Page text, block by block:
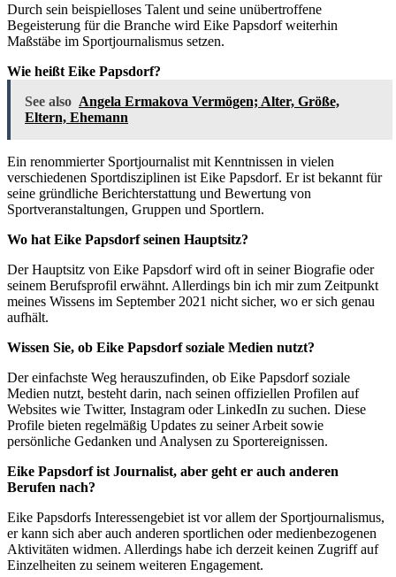
Durch sein beispielloses Talent und seine unübertroffene
Begeisterung für die Branche wird Eike Papsdorf weiterhin
Maßstäbe im Sportjournalismus setzen.
Wie heißt Eike Papsdorf?
See also Angela Ermakova Vermögen; Alter, Größe,
Eltern, Ehemann
Ein renommierter Sportjournalist mit Kenntnissen in vielen
verschiedenen Sportdisziplinen ist Eike Papsdorf. Er ist bekannt für
seine gründliche Berichterstattung und Bewertung von
Sportveranstaltungen, Gruppen und Sportlern.
Wo hat Eike Papsdorf seinen Hauptsitz?
Der Hauptsitz von Eike Papsdorf wird oft in seiner Biografie oder
seinem Berufsprofil erwähnt. Allerdings bin ich mir zum Zeitpunkt
meines Wissens im September 2021 nicht sicher, wo er sich genau
aufhält.
Wissen Sie, ob Eike Papsdorf soziale Medien nutzt?
Der einfachste Weg herauszufinden, ob Eike Papsdorf soziale
Medien nutzt, besteht darin, nach seinen offiziellen Profilen auf
Websites wie Twitter, Instagram oder LinkedIn zu suchen. Diese
Profile bieten regelmäßig Updates zu seiner Arbeit sowie
persönliche Gedanken und Analysen zu Sportereignissen.
Eike Papsdorf ist Journalist, aber geht er auch anderen
Berufen nach?
Eike Papsdorfs Interessengebiet ist vor allem der Sportjournalismus,
er kann sich aber auch anderen sportlichen oder medienbezogenen
Aktivitäten widmen. Allerdings habe ich derzeit keinen Zugriff auf
Einzelheiten zu seinem weiteren Engagement.